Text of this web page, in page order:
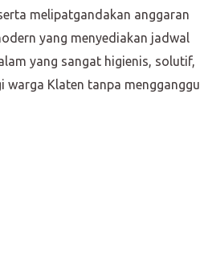
melipatgandakan anggaran
yang menyediakan jadwal
yang sangat higienis, solutif,
Klaten tanpa mengganggu